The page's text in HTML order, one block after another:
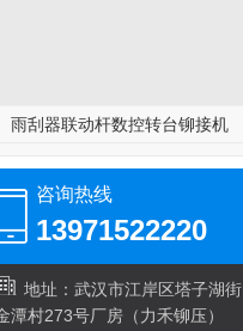
雨刮器联动杆数控转台铆接机
咨询热线
13971522220
地址：武汉市江岸区塔子湖街
潭村273号厂房（力禾铆压）